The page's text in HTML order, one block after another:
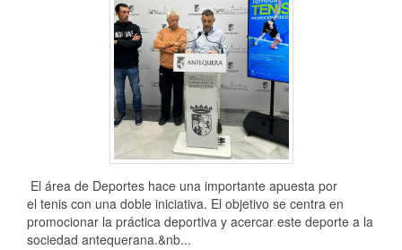
El área de Deportes hace una importante apuesta por
el tenis con una doble iniciativa. El objetivo se centra en
promocionar la práctica deportiva y acercar este deporte a la
sociedad antequerana.&nb...